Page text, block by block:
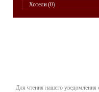
Хотели (0)
Для чтения нашего уведомления